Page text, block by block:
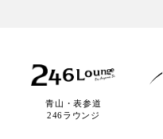
青山・表参道
246ラウンジ